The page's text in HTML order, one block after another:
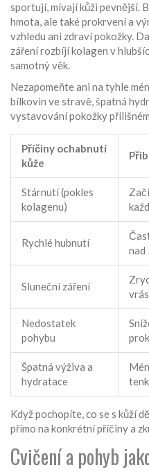
sportují, mívají kůži pevnější.
hmota, ale také prokrvení a
vzhledu ani zdraví pokožky.
záření rozbíjí kolagen v
samotný věk.
Nezapomeňte ani na tyhle
bílkovin ve stravě, špatná
vystavování pokožky
Příčiny ochabnutí
kůže
Stárnutí (pokles
kolagenu)
Rychlé hubnutí
nad
Sluneční záření
Nedostatek
pohybu
Špatná výživa a
hydratace
Když pochopíte, co se s kůží
přímo na konkrétní příčiny a
Cvičení a pohyb